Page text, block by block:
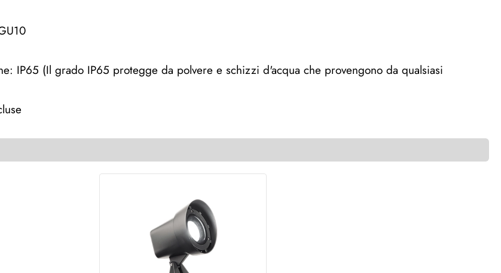
IP65 (Il grado IP65 protegge da polvere e schizzi d'acqua che provengono da qualsiasi